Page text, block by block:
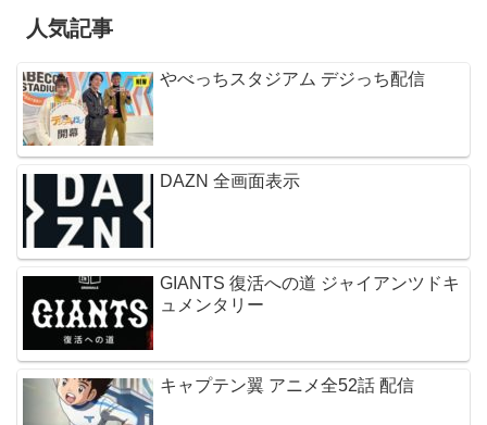
人気記事
やべっちスタジアム デジっち配信
DAZN 全画面表示
GIANTS 復活への道 ジャイアンツドキ
ュメンタリー
キャプテン翼 アニメ全52話 配信